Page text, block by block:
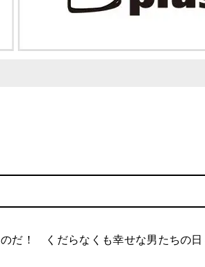
だ！ くだらなくも幸せな男たちの日